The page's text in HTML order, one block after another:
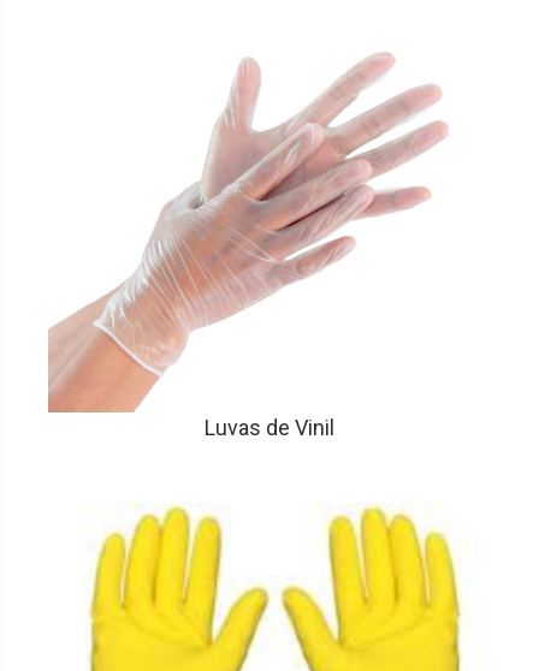
Luvas de Vinil